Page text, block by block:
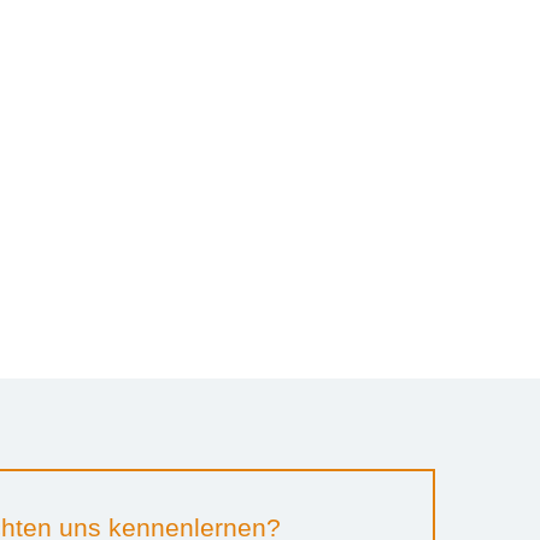
uns kennenlernen?